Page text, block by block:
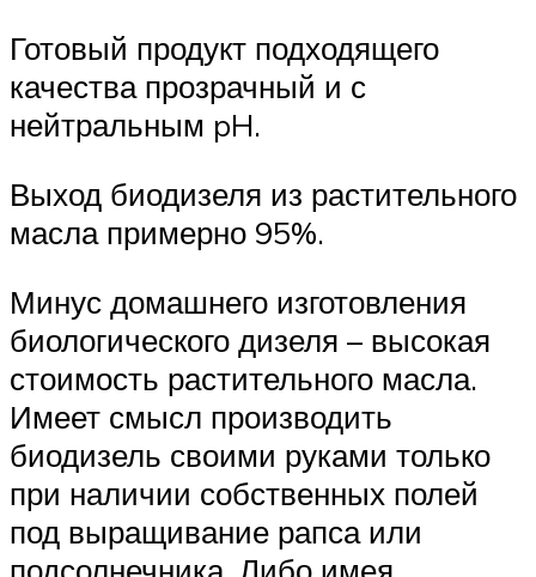
Готовый продукт подходящего
качества прозрачный и с
нейтральным pH.
Выход биодизеля из растительного
масла примерно 95%.
Минус домашнего изготовления
биологического дизеля – высокая
стоимость растительного масла.
Имеет смысл производить
биодизель своими руками только
при наличии собственных полей
под выращивание рапса или
подсолнечника. Либо имея